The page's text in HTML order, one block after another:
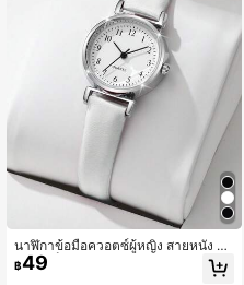
นาฬิกาข้อมือควอตซ์ผู้หญิง สายหนัง ห
น้าปัดเล็ก สไตล์วิชาการ คลาสสิก กะทัด
รัด แฟชั่นหรูหรา ดิจิทัลสเกล (1 ชิ้น/ชุด)
฿49